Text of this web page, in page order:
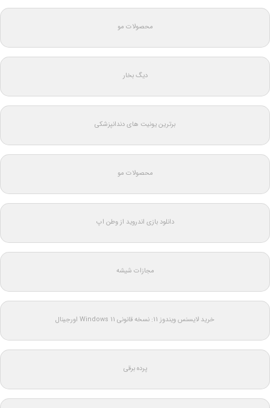
محصولات مو
دیگ بخار
برترین یونیت های دندانپزشکی
محصولات مو
دانلود بازی اندروید از وطن اپ
مجازات شیشه
خرید لایسنس ویندوز 11: نسخه قانونی Windows 11 اورجینال
پرده برقی